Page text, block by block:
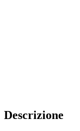
Descrizione